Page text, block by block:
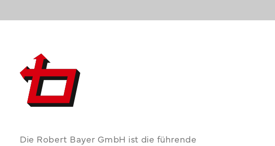
Die Robert Bayer GmbH ist die führende